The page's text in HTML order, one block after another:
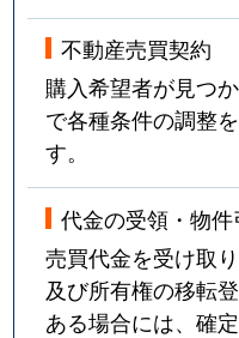
不動産売買契約
購入希望者が見つ
で各種条件の調整
す。
代金の受領・物件
売買代金を受け取
及び所有権の移転
ある場合には、確